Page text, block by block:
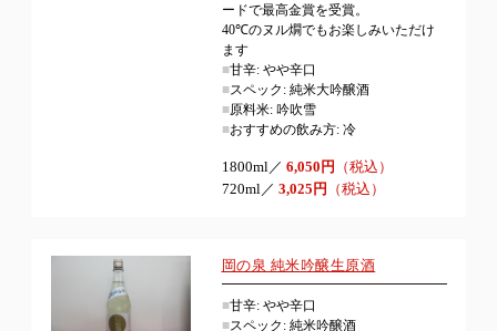
ードで最高金賞を受賞。
40℃のヌル燗でもお楽しみいただけ
ます
■甘辛: やや辛口
■スペック: 純米大吟醸酒
■原料米: 吟吹雪
■おすすめの飲み方: 冷
1800ml／ 6,050円 （税込）
720ml／ 3,025円 （税込）
岡の泉 純米吟醸生原酒
■甘辛: やや辛口
■スペック: 純米吟醸酒